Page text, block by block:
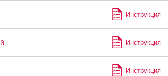
Инструкция
Инструкция
Инструкция